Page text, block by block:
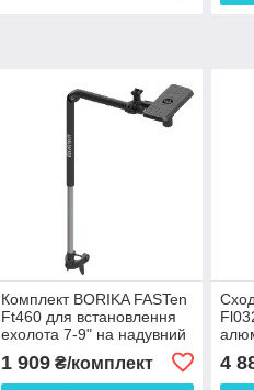
Комплект BORIKA FASTen
Ft460 для встановлення
ехолота 7-9" на надувний
1 909₴/комплект 4